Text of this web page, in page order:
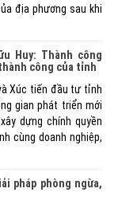
địa phương sau khi
Huy: Thành công
công của tỉnh
Xúc tiến đầu tư tỉnh
gian phát triển mới
dựng chính quyền
cùng doanh nghiệp,
pháp phòng ngừa,